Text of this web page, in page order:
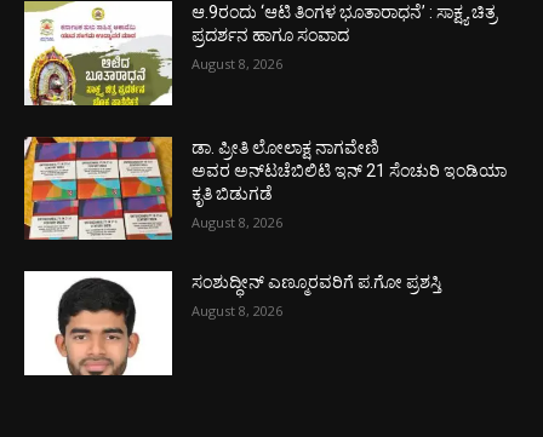
ಆ.9ರಂದು ‘ಆಟಿ ತಿಂಗಳ ಭೂತಾರಾಧನೆ’ : ಸಾಕ್ಷ್ಯ ಚಿತ್ರ
ಪ್ರದರ್ಶನ ಹಾಗೂ ಸಂವಾದ
August 8, 2026
ಡಾ. ಪ್ರೀತಿ ಲೋಲಾಕ್ಷ ನಾಗವೇಣಿ
ಅವರ ಅನ್‌ಟಚೆಬಿಲಿಟಿ ಇನ್ 21 ಸೆಂಚುರಿ ಇಂಡಿಯಾ
ಕೃತಿ ಬಿಡುಗಡೆ
August 8, 2026
ಸಂಶುದ್ಧೀನ್ ಎಣ್ಮೂರವರಿಗೆ ಪ.ಗೋ ಪ್ರಶಸ್ತಿ
August 8, 2026